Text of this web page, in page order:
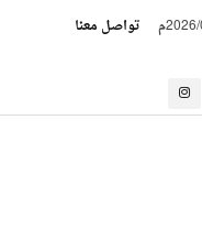
تواصل معنا